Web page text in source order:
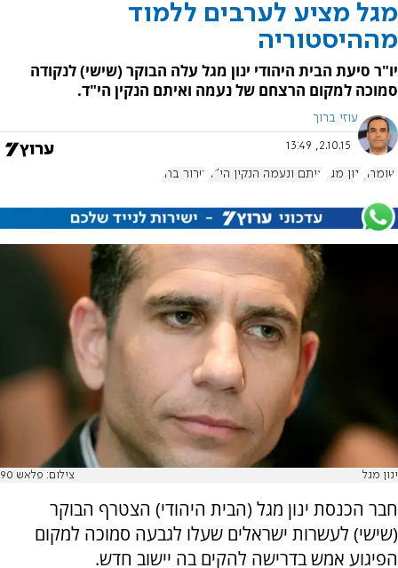
מגל מציע לערבים ללמוד
מההיסטוריה
יו"ר סיעת הבית היהודי ינון מגל עלה הבוקר (שישי) לנקודה
סמוכה למקום הרצחם של נעמה ואיתם הנקין הי"ד.
עוזי ברוך
2.10.15, 13:49
שומרון ינון מגל איתם ונעמה הנקין הי"ד טרור בחג
ינון מגל צילום: פלאש 90
חבר הכנסת ינון מגל (הבית היהודי) הצטרף הבוקר
(שישי) לעשרות ישראלים שעלו לגבעה סמוכה למקום
הפיגוע אמש בדרישה להקים בה יישוב חדש.